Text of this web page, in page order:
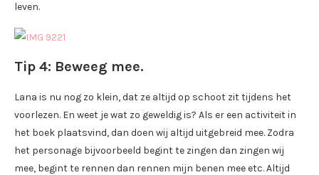
leven.
Tip 4: Beweeg mee.
Lana is nu nog zo klein, dat ze altijd op schoot zit tijdens het
voorlezen. En weet je wat zo geweldig is? Als er een activiteit in
het boek plaatsvind, dan doen wij altijd uitgebreid mee. Zodra
het personage bijvoorbeeld begint te zingen dan zingen wij
mee, begint te rennen dan rennen mijn benen mee etc. Altijd